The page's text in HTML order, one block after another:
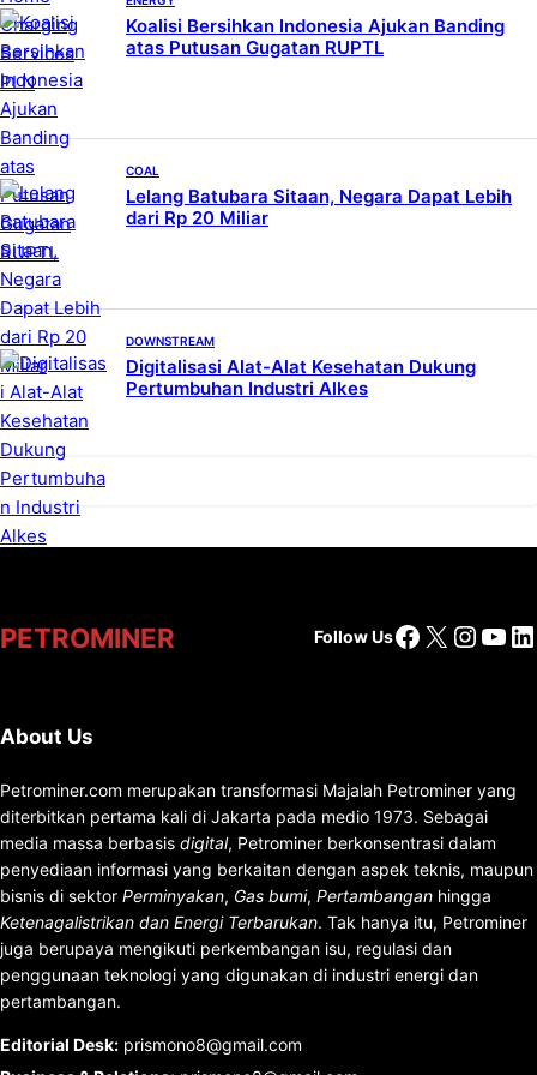
Koalisi Bersihkan Indonesia Ajukan Banding
atas Putusan Gugatan RUPTL
COAL
Lelang Batubara Sitaan, Negara Dapat Lebih
dari Rp 20 Miliar
DOWNSTREAM
Digitalisasi Alat-Alat Kesehatan Dukung
Pertumbuhan Industri Alkes
PETROMINER Follow UsFacebook
X
About Us
Petrominer.com merupakan transformasi Majalah Petrominer yang
diterbitkan pertama kali di Jakarta pada medio 1973. Sebagai
media massa berbasis digital, Petrominer berkonsentrasi dalam
penyediaan informasi yang berkaitan dengan aspek teknis, maupun
bisnis di sektor Perminyakan, Gas bumi, Pertambangan hingga
Ketenagalistrikan dan Energi Terbarukan. Tak hanya itu, Petrominer
juga berupaya mengikuti perkembangan isu, regulasi dan
penggunaan teknologi yang digunakan di industri energi dan
pertambangan.
Editorial Desk: prismono8@gmail.com